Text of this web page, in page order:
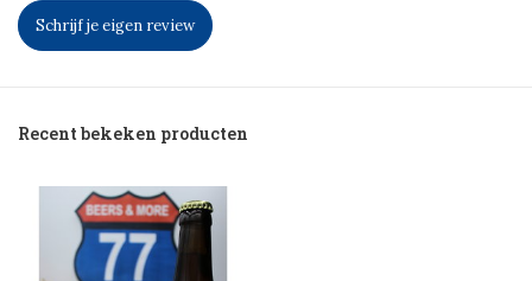
Schrijf je eigen review
Recent bekeken producten